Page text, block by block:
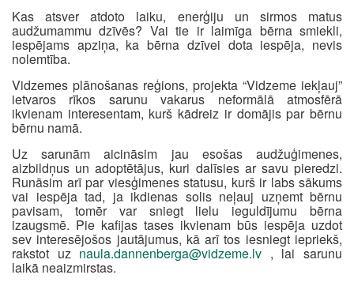
Kas atsver atdoto laiku, enerģiju un sirmos matus
audžumammu dzīvēs? Vai tie ir laimīga bērna smiekli,
iespējams apziņa, ka bērna dzīvei dota iespēja, nevis
nolemtība.
Vidzemes plānošanas reģions, projekta “Vidzeme iekļauj”
ietvaros rīkos sarunu vakarus neformālā atmosfērā
ikvienam interesentam, kurš kādreiz ir domājis par bērnu
bērnu namā.
Uz sarunām aicināsim jau esošas audžuģimenes,
aizbildņus un adoptētājus, kuri dalīsies ar savu pieredzi.
Runāsim arī par viesģimenes statusu, kurš ir labs sākums
vai iespēja tad, ja ikdienas solis neļauj uzņemt bērnu
pavisam, tomēr var sniegt lielu ieguldījumu bērna
izaugsmē. Pie kafijas tases ikvienam būs iespēja uzdot
sev interesējošos jautājumus, kā arī tos iesniegt iepriekš,
rakstot uz naula.dannenberga@vidzeme.lv , lai sarunu
laikā neaizmirstas.